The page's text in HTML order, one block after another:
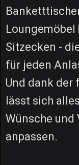
Sitzecken -
für jeden
Und dank der
lässt sich
Wünsche und
anpassen.